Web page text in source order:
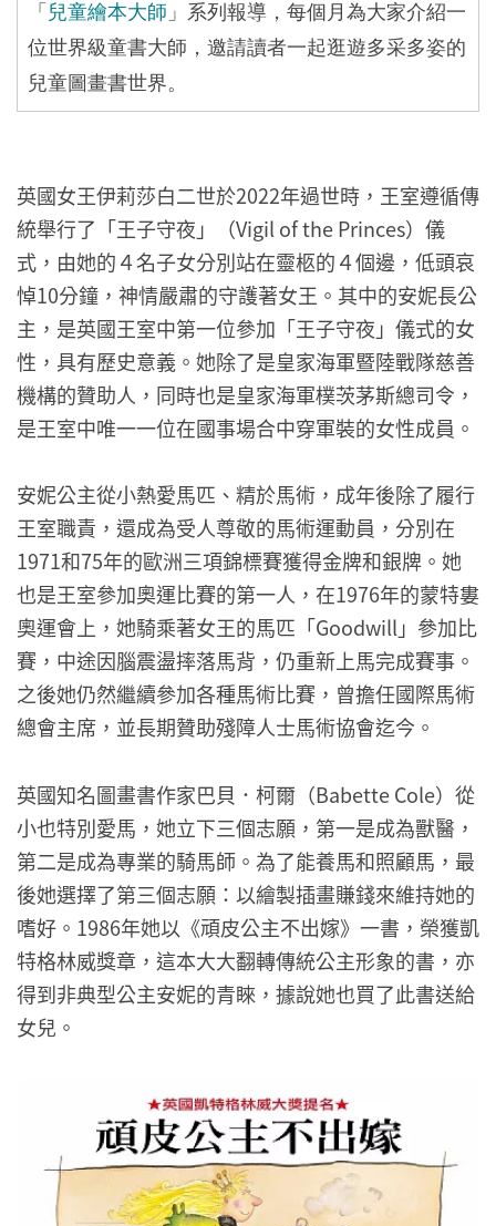
「 兒童繪本大師 」系列報導，每個月為大家介紹一
位世界級童書大師，邀請讀者一起逛遊多采多姿的
兒童圖畫書世界。
英國女王伊莉莎白二世於2022年過世時，王室遵循傳
統舉行了「王子守夜」（Vigil of the Princes）儀
式，由她的４名子女分別站在靈柩的４個邊，低頭哀
悼10分鐘，神情嚴肅的守護著女王。其中的安妮長公
主，是英國王室中第一位參加「王子守夜」儀式的女
性，具有歷史意義。她除了是皇家海軍暨陸戰隊慈善
機構的贊助人，同時也是皇家海軍樸茨茅斯總司令，
是王室中唯一一位在國事場合中穿軍裝的女性成員。
安妮公主從小熱愛馬匹、精於馬術，成年後除了履行
王室職責，還成為受人尊敬的馬術運動員，分別在
1971和75年的歐洲三項錦標賽獲得金牌和銀牌。她
也是王室參加奧運比賽的第一人，在1976年的蒙特婁
奧運會上，她騎乘著女王的馬匹「Goodwill」參加比
賽，中途因腦震盪摔落馬背，仍重新上馬完成賽事。
之後她仍然繼續參加各種馬術比賽，曾擔任國際馬術
總會主席，並長期贊助殘障人士馬術協會迄今。
英國知名圖畫書作家巴貝．柯爾（Babette Cole）從
小也特別愛馬，她立下三個志願，第一是成為獸醫，
第二是成為專業的騎馬師。為了能養馬和照顧馬，最
後她選擇了第三個志願：以繪製插畫賺錢來維持她的
嗜好。1986年她以《頑皮公主不出嫁》一書，榮獲凱
特格林威獎章，這本大大翻轉傳統公主形象的書，亦
得到非典型公主安妮的青睞，據說她也買了此書送給
女兒。